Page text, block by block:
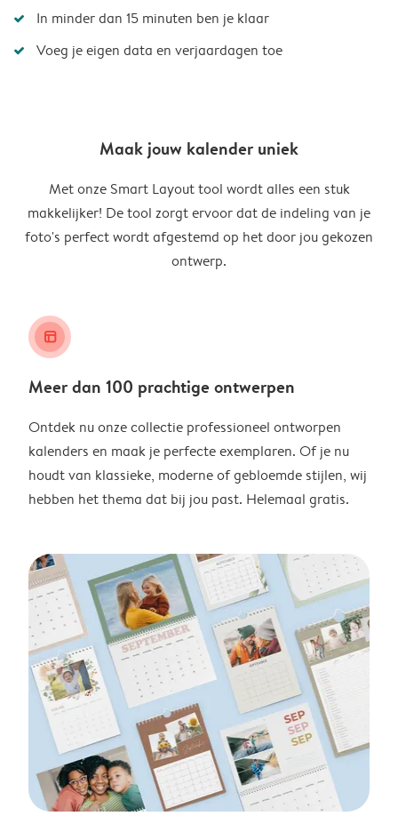
In minder dan 15 minuten ben je klaar
Voeg je eigen data en verjaardagen toe
Maak jouw kalender uniek
Met onze Smart Layout tool wordt alles een stuk
makkelijker! De tool zorgt ervoor dat de indeling van je
foto's perfect wordt afgestemd op het door jou gekozen
ontwerp.
layout_alt
Meer dan 100 prachtige ontwerpen
Ontdek nu onze collectie professioneel ontworpen
kalenders en maak je perfecte exemplaren. Of je nu
houdt van klassieke, moderne of gebloemde stijlen, wij
hebben het thema dat bij jou past. Helemaal gratis.